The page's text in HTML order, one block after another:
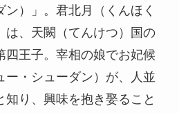
）」。君北月（くんほく
は、天闕（てんけつ）国の
四王子。宰相の娘でお妃候
ー・シューダン）が、人並
り、興味を抱き娶ること